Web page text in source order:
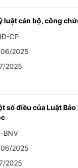
luật cán bộ, công
CP
2025
2025
số điều của Luật Bảo
BNV
2025
2025